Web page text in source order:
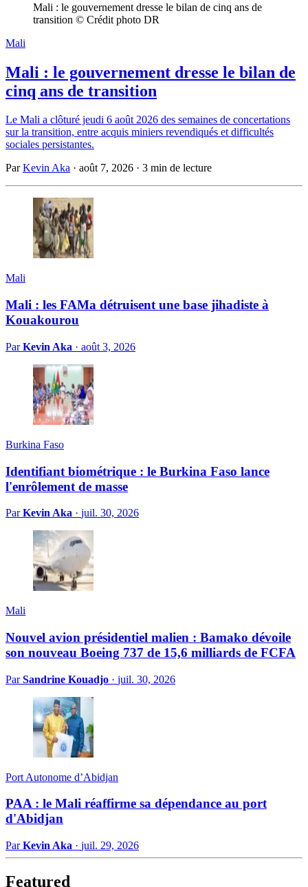
Mali : le gouvernement dresse le bilan de cinq ans de
transition © Crédit photo DR
Mali
Mali : le gouvernement dresse le bilan de
cinq ans de transition
Le Mali a clôturé jeudi 6 août 2026 des semaines de concertations
sur la transition, entre acquis miniers revendiqués et difficultés
sociales persistantes.
ParKevin Aka · août 7, 2026 · 3 min de lecture
Mali
Mali : les FAMa détruisent une base jihadiste à
Kouakourou
ParKevin Aka · août 3, 2026
Burkina Faso
Identifiant biométrique : le Burkina Faso lance
l'enrôlement de masse
ParKevin Aka · juil. 30, 2026
Mali
Nouvel avion présidentiel malien : Bamako dévoile
son nouveau Boeing 737 de 15,6 milliards de FCFA
ParSandrine Kouadjo · juil. 30, 2026
Port Autonome d’Abidjan
PAA : le Mali réaffirme sa dépendance au port
d'Abidjan
ParKevin Aka · juil. 29, 2026
Featured